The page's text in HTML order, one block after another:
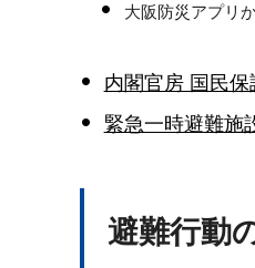
大阪防災アプリ
内閣官房 国民
緊急一時避難施
避難行動